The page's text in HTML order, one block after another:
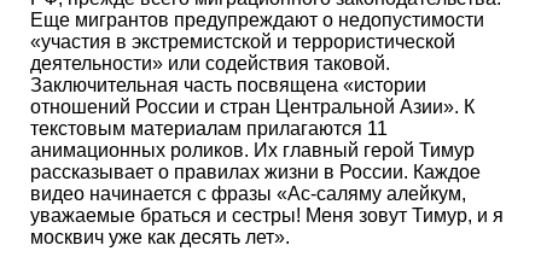
Еще мигрантов предупреждают о недопустимости
«участия в экстремистской и террористической
деятельности» или содействия таковой.
Заключительная часть посвящена «истории
отношений России и стран Центральной Азии». К
текстовым материалам прилагаются 11
анимационных роликов. Их главный герой Тимур
рассказывает о правилах жизни в России. Каждое
видео начинается с фразы «Ас-саляму алейкум,
уважаемые браться и сестры! Меня зовут Тимур, и я
москвич уже как десять лет».